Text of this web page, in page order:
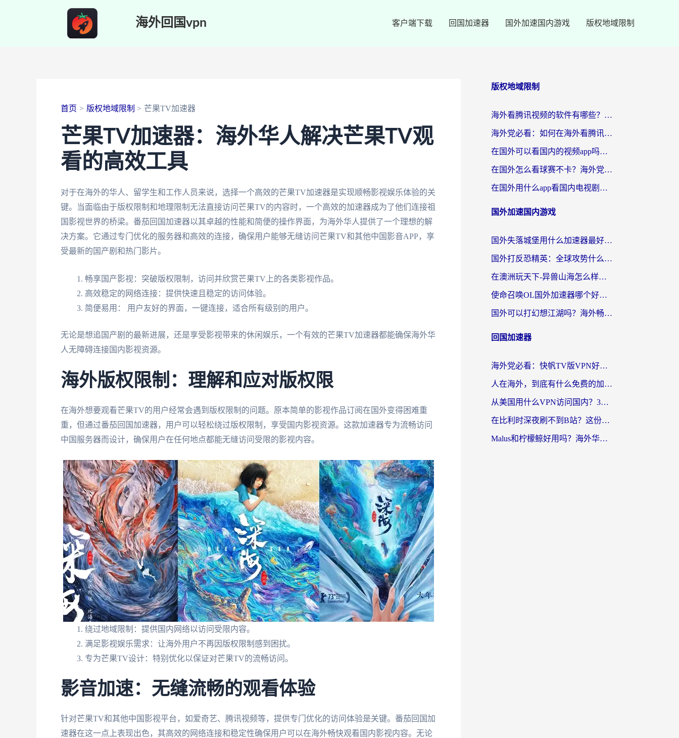
海外回国vpn 客户端下载 回国加速器 国外加速国内游戏 版权地域限制
首页 版权地域限制 芒果TV加速器
芒果TV加速器：海外华人解决芒果TV观
看的高效工具
对于在海外的华人、留学生和工作人员来说，选择一个高效的芒果TV加速器是实现顺畅影视娱乐体验的关
键。当面临由于版权限制和地理限制无法直接访问芒果TV的内容时，一个高效的加速器成为了他们连接祖
国影视世界的桥梁。番茄回国加速器以其卓越的性能和简便的操作界面，为海外华人提供了一个理想的解
决方案。它通过专门优化的服务器和高效的连接，确保用户能够无缝访问芒果TV和其他中国影音APP，享
受最新的国产剧和热门影片。
畅享国产影视：突破版权限制，访问并欣赏芒果TV上的各类影视作品。
高效稳定的网络连接：提供快速且稳定的访问体验。
简便易用： 用户友好的界面，一键连接，适合所有级别的用户。
无论是想追国产剧的最新进展，还是享受影视带来的休闲娱乐，一个有效的芒果TV加速器都能确保海外华
人无障碍连接国内影视资源。
海外版权限制：理解和应对版权限
在海外想要观看芒果TV的用户经常会遇到版权限制的问题。原本简单的影视作品订阅在国外变得困难重
重，但通过番茄回国加速器，用户可以轻松绕过版权限制，享受国内影视资源。这款加速器专为流畅访问
中国服务器而设计，确保用户在任何地点都能无缝访问受限的影视内容。
绕过地域限制：提供国内网络以访问受限内容。
满足影视娱乐需求：让海外用户不再因版权限制感到困扰。
专为芒果TV设计：特别优化以保证对芒果TV的流畅访问。
影音加速：无缝流畅的观看体验
针对芒果TV和其他中国影视平台，如爱奇艺、腾讯视频等，提供专门优化的访问体验是关键。番茄回国加
速器在这一点上表现出色，其高效的网络连接和稳定性确保用户可以在海外畅快观看国内影视内容。无论
版权地域限制
海外看腾讯视频的软件有哪些？2026实测有效，留学生都在用的回国加速器指南
海外党必看：如何在海外看腾讯体育？解决赛事直播地区限制的终极指南
在国外可以看国内的视频app吗知乎？海外党亲测有效的追剧加速方案
在国外怎么看球赛不卡？海外党专属体育直播自由指南
在国外用什么app看国内电视剧？3步解决版权限制+卡顿难题
国外加速国内游戏
国外失落城堡用什么加速器最好？一份来自老玩家的真实指南
国外打反恐精英：全球攻势什么加速器好用？2026海外玩家国服游戏加速终极指南
在澳洲玩天下-异兽山海怎么样才能不卡？一份给南半球玩家的自救指南
使命召唤OL国外加速器哪个好用？海外玩家亲测的国服游戏加速终极指南
国外可以打幻想江湖吗？海外畅玩国服游戏的终极指南
回国加速器
海外党必看：快帆TV版VPN好用吗？和Easyback VPN对比哪个回国效果更好？附2026真实测评
人在海外，到底有什么免费的加速器能让我安心追剧打游戏？
从美国用什么VPN访问国内？3年海外党亲测：选对工具才能无缝刷B站、看腾讯视频
在比利时深夜刷不到B站？这份回国加速器避坑指南请收好
Malus和柠檬鲸好用吗？海外华人亲测：回国加速器怎么选才不踩坑？